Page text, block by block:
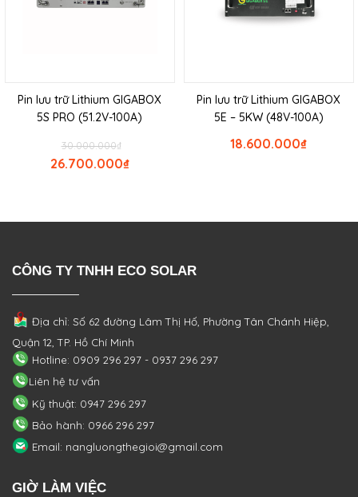
Pin lưu trữ Lithium GIGABOX
5S PRO (51.2V-100A)
₫
30.000.000
₫
26.700.000
Pin lưu trữ Lithium GIGABOX
5E – 5KW (48V-100A)
₫
18.600.000
CÔNG TY TNHH ECO SOLAR
Địa chỉ: Số 62 đường Lâm Thị Hố, PhườngTân Chánh Hiệp,
Quận 12, TP. Hồ Chí Minh
Hotline: 0909 296 297 - 0937 296 297
Liên hệ tư vấn
Kỹ thuật: 0947 296 297
Bảo hành: 0966 296 297
Email: nangluongthegioi@gmail.com
GIỜ LÀM VIỆC